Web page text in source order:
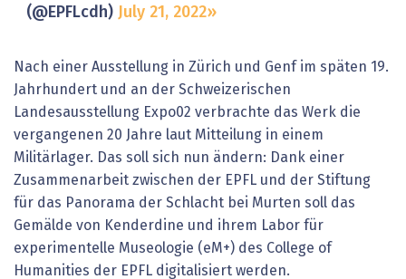
(@EPFLcdh)
July 21, 2022
Nach einer Ausstellung in Zürich und Genf im späten 19.
Jahrhundert und an der Schweizerischen
Landesausstellung Expo02 verbrachte das Werk die
vergangenen 20 Jahre laut Mitteilung in einem
Militärlager. Das soll sich nun ändern: Dank einer
Zusammenarbeit zwischen der EPFL und der Stiftung
für das Panorama der Schlacht bei Murten soll das
Gemälde von Kenderdine und ihrem Labor für
experimentelle Museologie (eM+) des College of
Humanities der EPFL digitalisiert werden.